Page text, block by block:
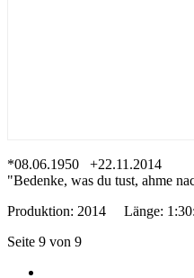
*08.06.1950 +22.11.2014
"Bedenke, was du tust, ahme
Produktion: 2014 Länge:
Seite 9 von 9